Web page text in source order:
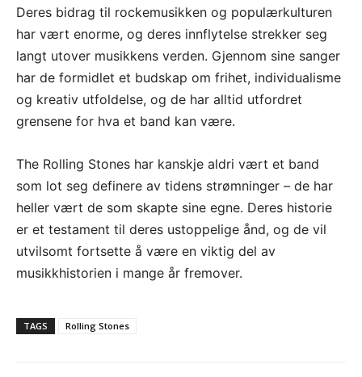
Deres bidrag til rockemusikken og populærkulturen
har vært enorme, og deres innflytelse strekker seg
langt utover musikkens verden. Gjennom sine sanger
har de formidlet et budskap om frihet, individualisme
og kreativ utfoldelse, og de har alltid utfordret
grensene for hva et band kan være.
The Rolling Stones har kanskje aldri vært et band
som lot seg definere av tidens strømninger – de har
heller vært de som skapte sine egne. Deres historie
er et testament til deres ustoppelige ånd, og de vil
utvilsomt fortsette å være en viktig del av
musikkhistorien i mange år fremover.
TAGS Rolling Stones